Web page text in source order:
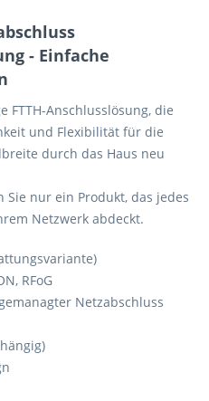
- Einfache
FTTH-Anschlusslösung, die
und Flexibilität für die
durch das Haus neu
nur ein Produkt, das jedes
Netzwerk abdeckt.
RFoG
gemanagter Netzabschluss